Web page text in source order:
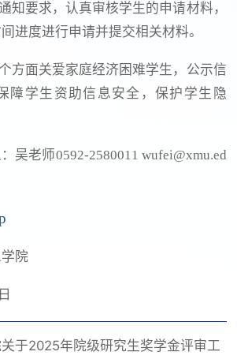
知要求，认真审核学生的申请材料，
进度进行申请并提交相关材料。
方面关爱家庭经济困难学生，公示信
障学生资助信息安全，保护学生隐
吴老师0592-2580011 wufei@xmu.ed
院
于2025年院级研究生奖学金评审工